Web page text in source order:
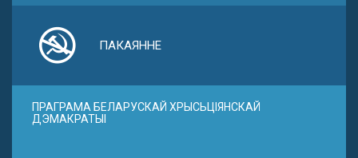
ПАКАЯННЕ
ПРАГРАМА БЕЛАРУСКАЙ ХРЫСЬЦІЯНСКАЙ
ДЭМАКРАТЫІ